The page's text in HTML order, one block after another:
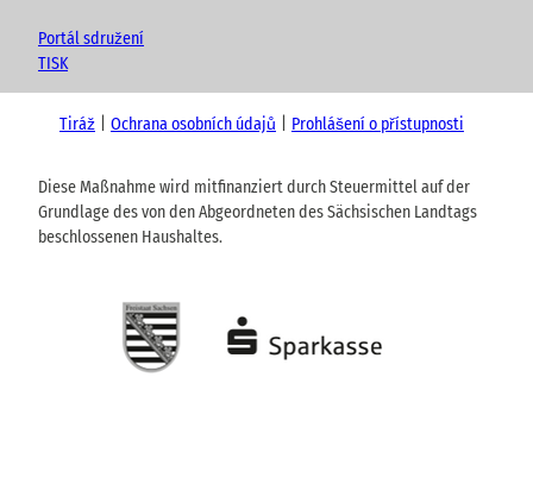
Portál sdružení
TISK
Tiráž Ochrana osobních údajů Prohlášení o přístupnosti
Diese Maßnahme wird mitfinanziert durch Steuermittel auf der
Grundlage des von den Abgeordneten des Sächsischen Landtags
beschlossenen Haushaltes.